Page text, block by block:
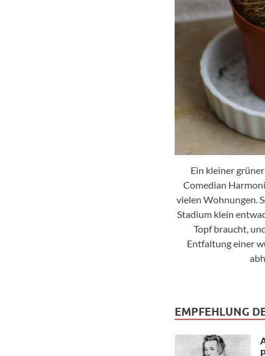
Ein kleiner
Comedian
vielen Wohnungen.
Stadium klein
Topf braucht,
Entfaltung einer
EMPFEHLUNG